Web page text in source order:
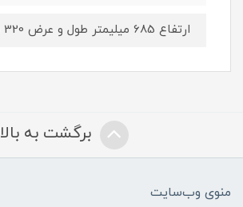
ارتفاع 685 میلیمتر طول و عرض 320 میلی متر
برگشت به بالا
منوی وب‌سایت